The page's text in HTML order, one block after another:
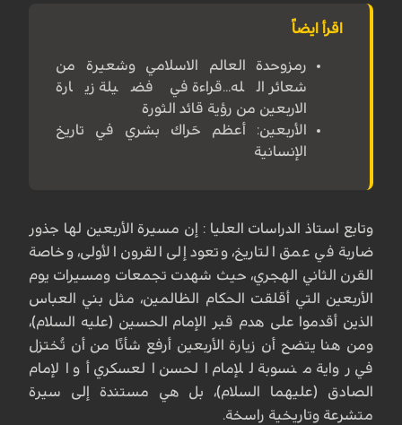
اقرأ ايضاً
رمزوحدة العالم الاسلامي وشعيرة من
شعائر الله...قراءة في فضيلة زيارة
الاربعين من رؤية قائد الثورة
الأربعين: أعظم حَراك بشري في تاريخ
الإنسانية
وتابع استاذ الدراسات العليا : إن مسيرة الأربعين لها جذور
ضاربة في عمق التاريخ، وتعود إلى القرون الأولى، وخاصة
القرن الثاني الهجري، حيث شهدت تجمعات ومسيرات يوم
الأربعين التي أقلقت الحكام الظالمين، مثل بني العباس
الذين أقدموا على هدم قبر الإمام الحسين (عليه السلام)،
ومن هنا يتضح أن زيارة الأربعين أرفع شأنًا من أن تُختزل
في رواية منسوبة للإمام الحسن العسكري أو الإمام
الصادق (عليهما السلام)، بل هي مستندة إلى سيرة
متشرعة وتاريخية راسخة.